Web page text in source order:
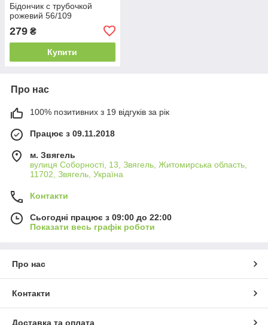
Бідончик с трубочкой
рожевий 56/109
279 ₴
Купити
Про нас
100% позитивних з 19 відгуків за рік
Працює з 09.11.2018
м. Звягель
вулиця Соборності, 13, Звягель, Житомирська область,
11702, Звягель, Україна
Контакти
Сьогодні працює з 09:00 до 22:00
Показати весь графік роботи
Про нас
Контакти
Доставка та оплата